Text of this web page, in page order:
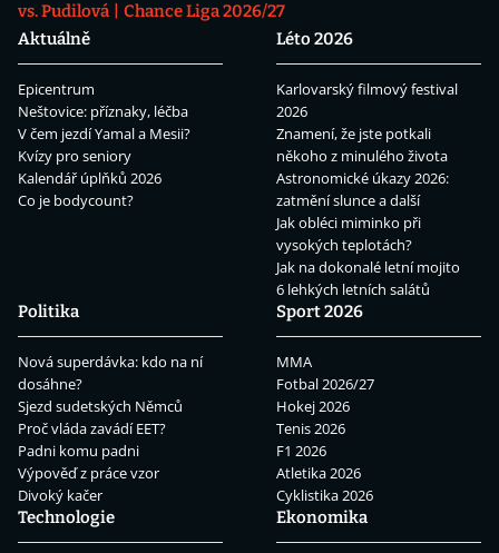
vs. Pudilová
Chance Liga 2026/27
Aktuálně
Epicentrum
Neštovice: příznaky, léčba
V čem jezdí Yamal a Mesii?
Kvízy pro seniory
Kalendář úplňků 2026
Co je bodycount?
Léto 2026
Karlovarský filmový festival
2026
Znamení, že jste potkali
někoho z minulého života
Astronomické úkazy 2026:
zatmění slunce a další
Jak obléci miminko při
vysokých teplotách?
Jak na dokonalé letní mojito
6 lehkých letních salátů
Politika
Nová superdávka: kdo na ní
dosáhne?
Sjezd sudetských Němců
Proč vláda zavádí EET?
Padni komu padni
Výpověď z práce vzor
Divoký kačer
Sport 2026
MMA
Fotbal 2026/27
Hokej 2026
Tenis 2026
F1 2026
Atletika 2026
Cyklistika 2026
Technologie
Ekonomika